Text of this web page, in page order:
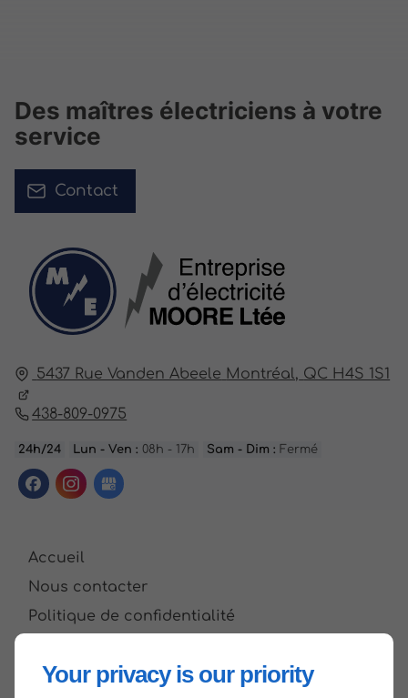
Your privacy is our priority
5437 Rue Vanden Abeele Montréal, QC H4S 1S1
438-809-0975
24h/24 Lun - Ven : 08h - 17h Sam - Dim : Fermé
Accueil
Nous contacter
Politique de confidentialité
Des maîtres électriciens à votre
service
Contact